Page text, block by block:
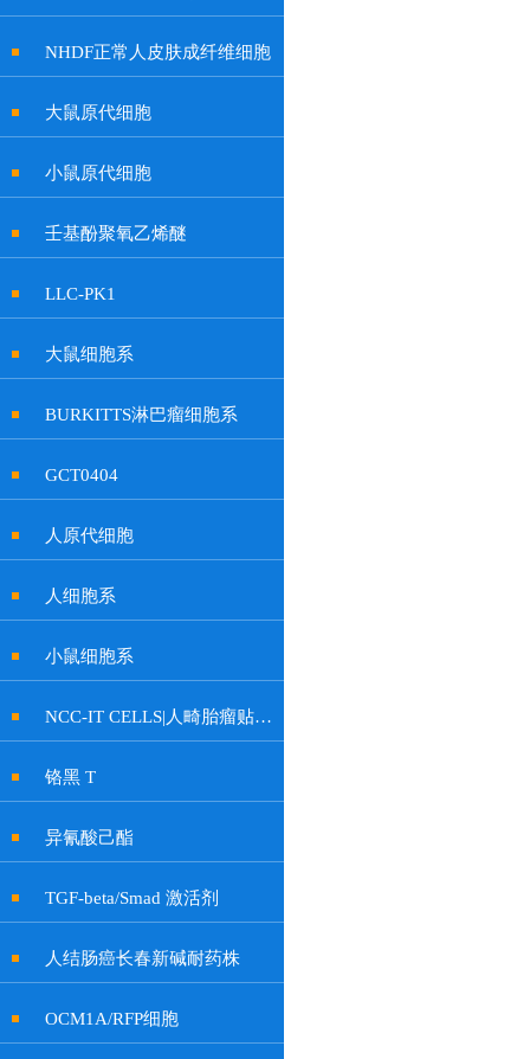
NHDF正常人皮肤成纤维细胞
大鼠原代细胞
小鼠原代细胞
壬基酚聚氧乙烯醚
LLC-PK1
大鼠细胞系
BURKITTS淋巴瘤细胞系
GCT0404
人原代细胞
人细胞系
小鼠细胞系
NCC-IT CELLS|人畸胎瘤贴壁细胞
铬黑 T
异氰酸己酯
TGF-beta/Smad 激活剂
人结肠癌长春新碱耐药株
OCM1A/RFP细胞